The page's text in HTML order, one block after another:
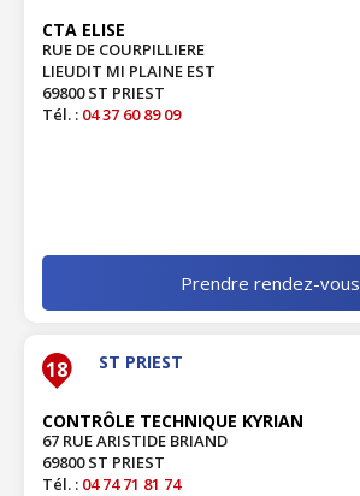
CTA ELISE
RUE DE COURPILLIERE
LIEUDIT MI PLAINE EST
69800 ST PRIEST
Tél. : 04 37 60 89 09
Prendre rendez-vous
18 ST PRIEST
CONTRÔLE TECHNIQUE KYRIAN
67 RUE ARISTIDE BRIAND
69800 ST PRIEST
Tél. : 04 74 71 81 74